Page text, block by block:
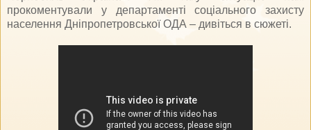
прокоментували у департаменті соціального захисту
населення Дніпропетровської ОДА – дивіться в сюжеті.